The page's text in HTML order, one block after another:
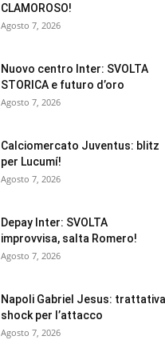
CLAMOROSO!
Agosto 7, 2026
Nuovo centro Inter: SVOLTA
STORICA e futuro d’oro
Agosto 7, 2026
Calciomercato Juventus: blitz
per Lucumí!
Agosto 7, 2026
Depay Inter: SVOLTA
improvvisa, salta Romero!
Agosto 7, 2026
Napoli Gabriel Jesus: trattativa
shock per l’attacco
Agosto 7, 2026